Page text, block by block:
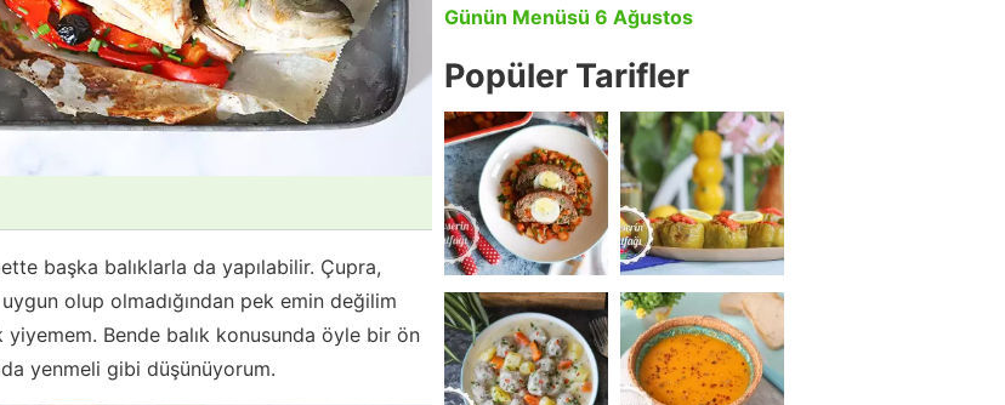
başka balıklarla da yapılabilir. Çupra,
olup olmadığından pek emin değilim
yiyemem. Bende balık konusunda öyle bir ön
yenmeli gibi düşünüyorum.
Günün Menüsü 6 Ağustos
Popüler Tarifler